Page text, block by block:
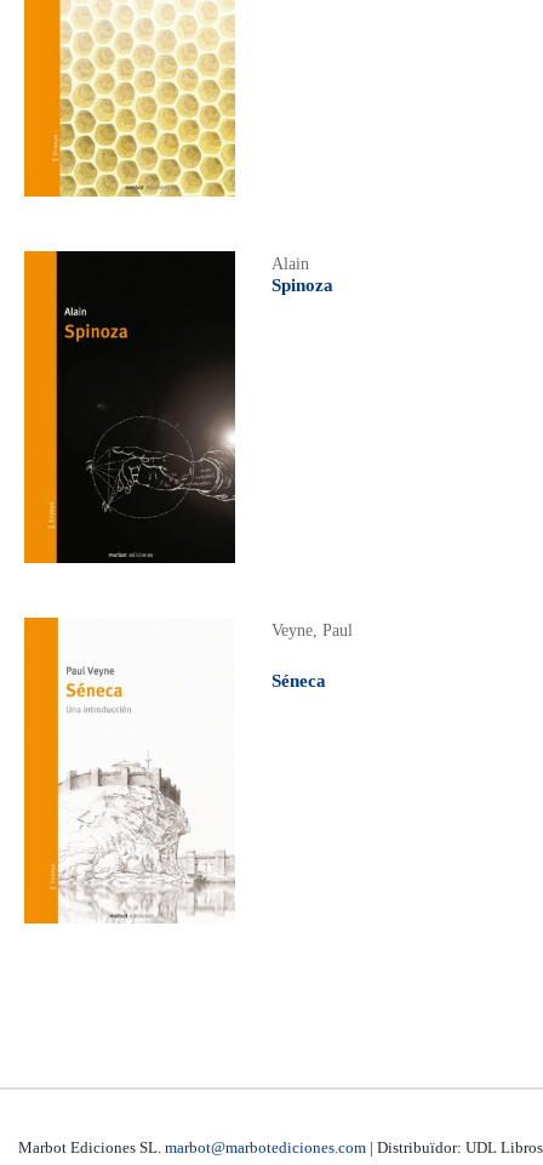
Alain
Spinoza
Veyne, Paul
Séneca
Marbot Ediciones SL. marbot@marbotediciones.com | Distribuïdor: UDL Libros